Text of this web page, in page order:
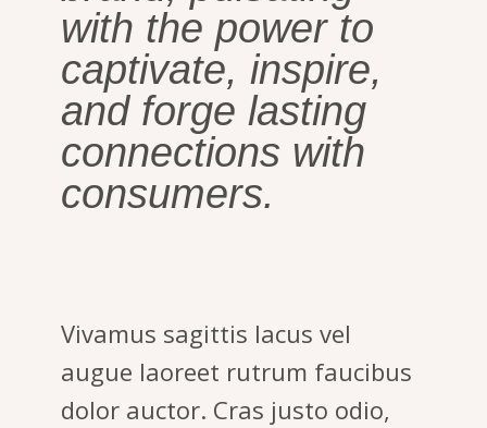
with the power to
captivate, inspire,
and forge lasting
connections with
consumers.
Vivamus sagittis lacus vel
augue laoreet rutrum faucibus
dolor auctor. Cras justo odio,